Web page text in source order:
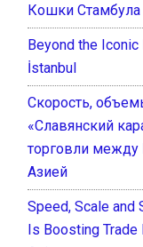
Кошки Стамбула
Beyond the
İstanbul
Скорость,
«Славянский
торговли между
Азией
Speed, Scale and
Is Boosting Trade